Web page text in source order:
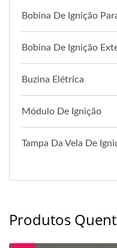
Bobina De Ignição
Bobina De Ignição
Buzina Elétrica
Módulo De Ignição
Tampa Da Vela De
Produtos